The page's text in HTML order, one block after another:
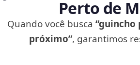
Perto de
Quando você busca “guincho
próximo”, garantimos